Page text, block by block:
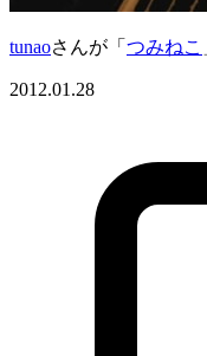
tunaoさんが「 つみねこ
2012.01.28